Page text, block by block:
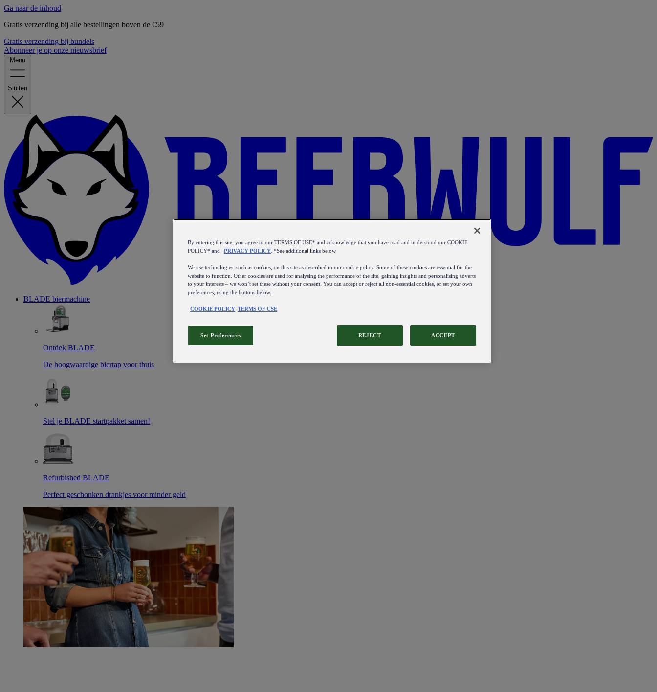
Ga naar de inhoud
Gratis verzending bij alle bestellingen boven de €59
Gratis verzending bij bundels
Abonneer je op onze nieuwsbrief
Menu
Sluiten
BLADE biermachine
Ontdek BLADE
De hoogwaardige biertap voor thuis
Stel je BLADE startpakket samen!
Refurbished BLADE
Perfect geschonken drankjes voor minder geld
By entering this site, you agree to our TERMS OF USE* and acknowledge that you have read and understood our COOKIE
POLICY* and
PRIVACY POLICY . *See additional links below.
We use technologies, such as cookies, on this site as described in our cookie policy. Some of these cookies are essential for the
website to function. Other cookies are used for analysing the performance of the site, gaining insights and personalising adverts
to your interests – we won’t set these without your consent. You can accept or reject all non-essential cookies, or set your own
preferences, using the buttons below.
COOKIE POLICY TERMS OF USE
REJECT ACCEPT
Set Preferences